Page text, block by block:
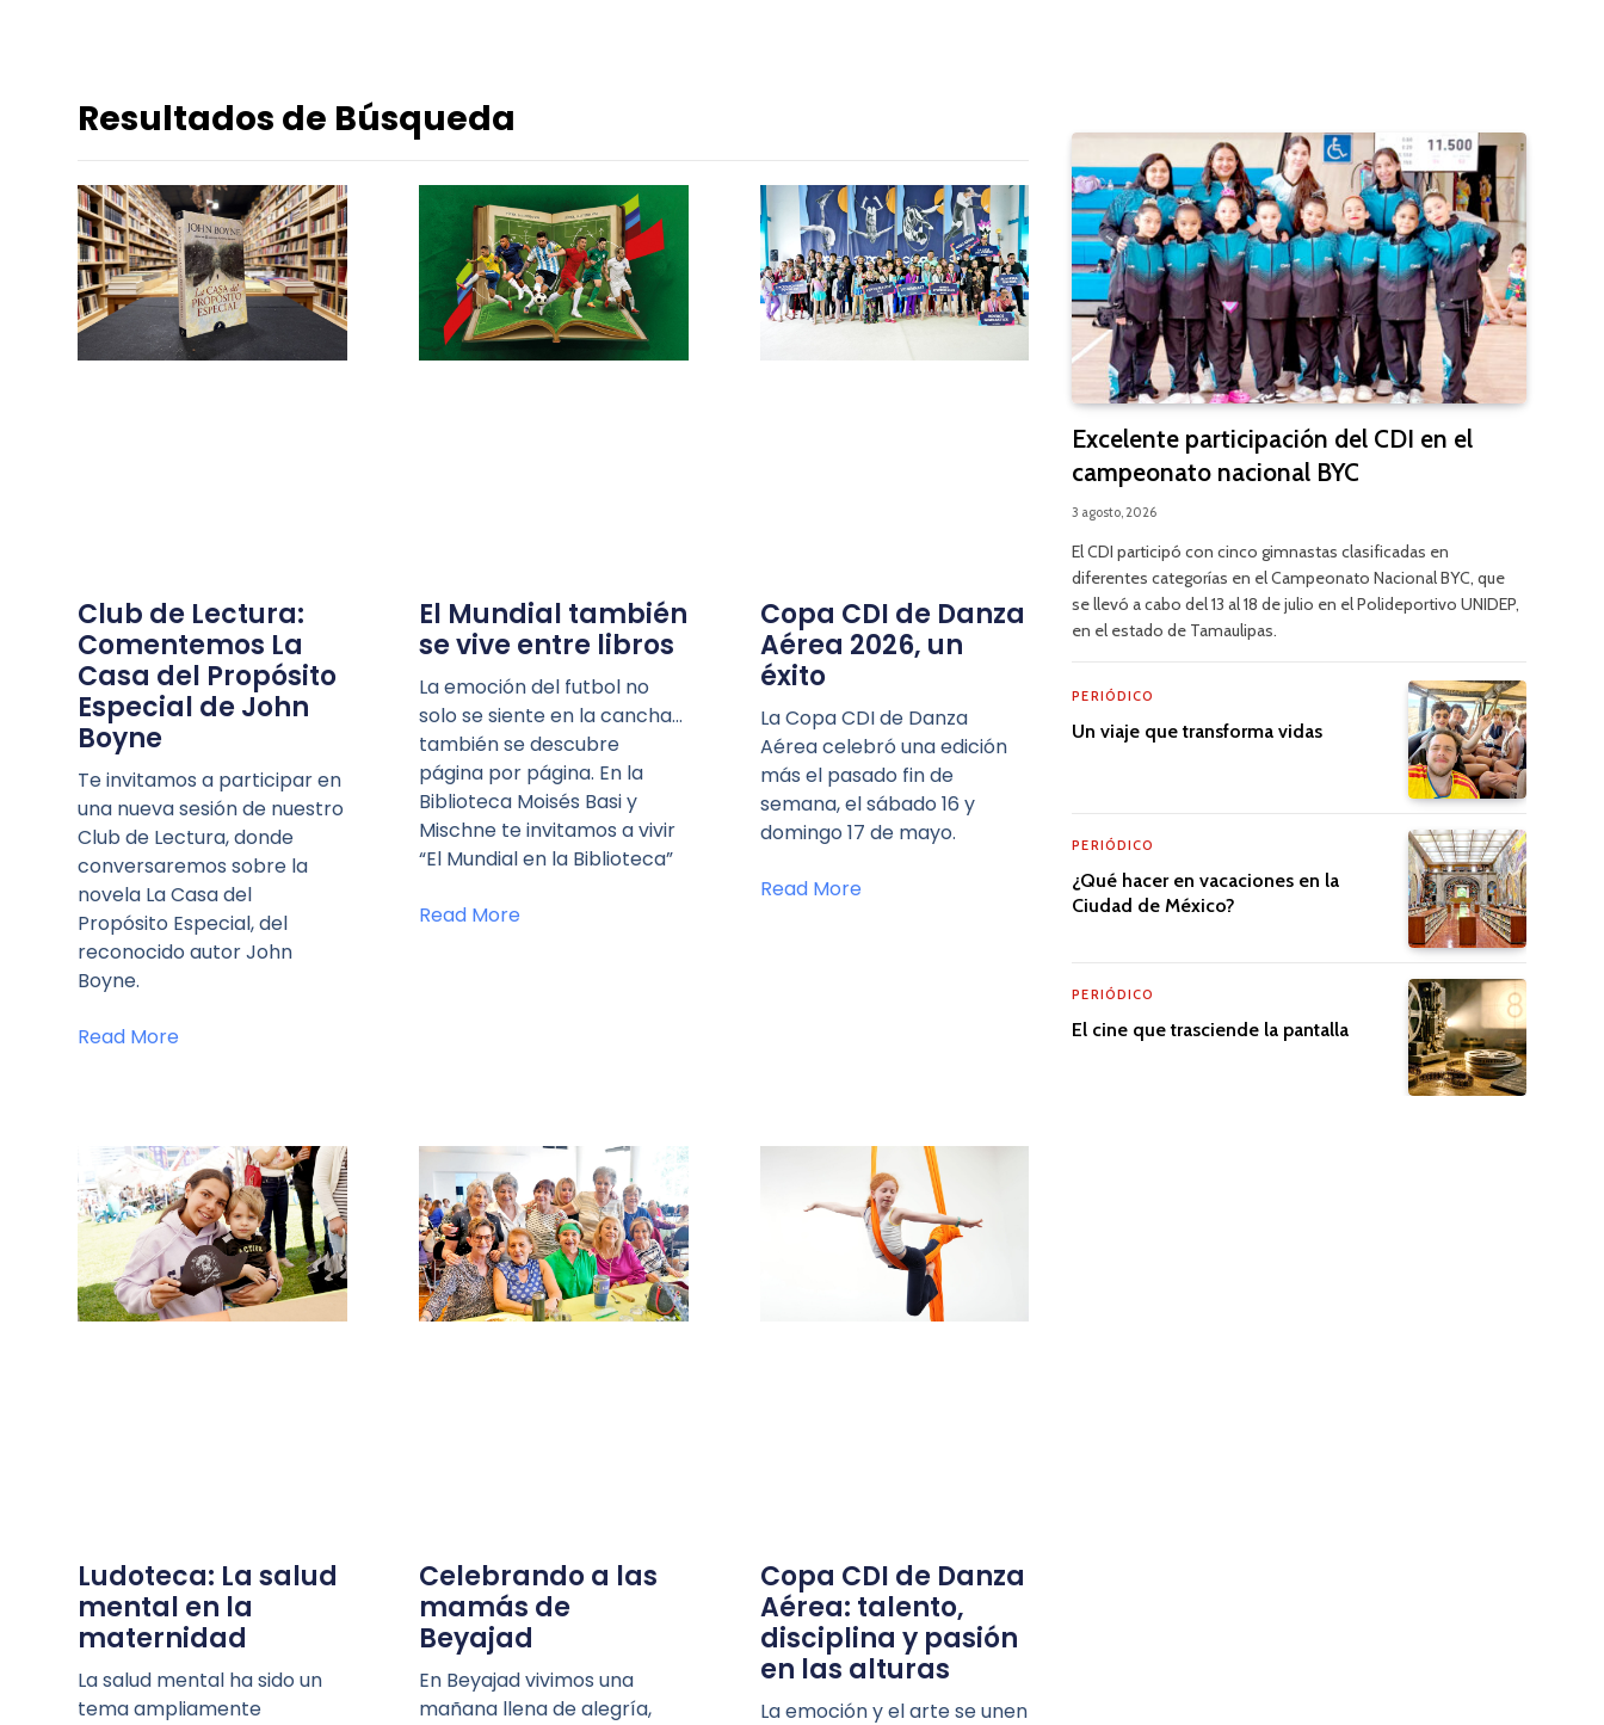
Resultados de Búsqueda
Club de Lectura:
Comentemos La
Casa del Propósito
Especial de John
Boyne
Te invitamos a participar en
una nueva sesión de nuestro
Club de Lectura, donde
conversaremos sobre la
novela La Casa del
Propósito Especial, del
reconocido autor John
Boyne.
Read More
El Mundial también
se vive entre libros
La emoción del futbol no
solo se siente en la cancha…
también se descubre
página por página. En la
Biblioteca Moisés Basi y
Mischne te invitamos a vivir
“El Mundial en la Biblioteca”
Read More
Copa CDI de Danza
Aérea 2026, un
éxito
La Copa CDI de Danza
Aérea celebró una edición
más el pasado fin de
semana, el sábado 16 y
domingo 17 de mayo.
Read More
Ludoteca: La salud
mental en la
maternidad
La salud mental ha sido un
tema ampliamente
Celebrando a las
mamás de
Beyajad
En Beyajad vivimos una
mañana llena de alegría,
Copa CDI de Danza
Aérea: talento,
disciplina y pasión
en las alturas
La emoción y el arte se unen
Excelente participación del CDI en el
campeonato nacional BYC
3 agosto, 2026
El CDI participó con cinco gimnastas clasificadas en
diferentes categorías en el Campeonato Nacional BYC, que
se llevó a cabo del 13 al 18 de julio en el Polideportivo UNIDEP,
en el estado de Tamaulipas.
PERIÓDICO
Un viaje que transforma vidas
PERIÓDICO
¿Qué hacer en vacaciones en la
Ciudad de México?
PERIÓDICO
El cine que trasciende la pantalla